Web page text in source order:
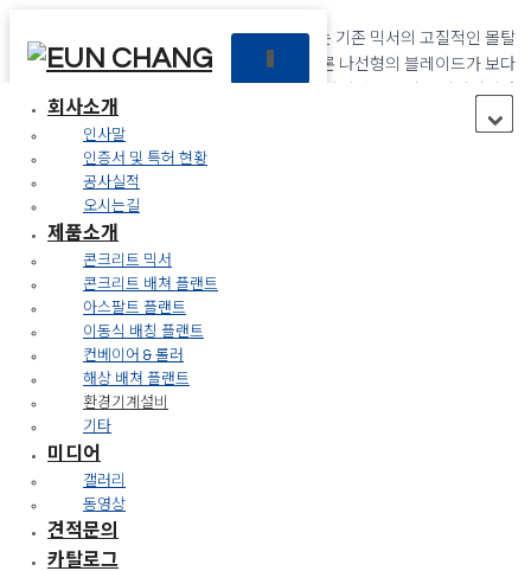
비
회사소개
인사말
인증서 및 특허 현황
공사실적
오시는길
제품소개
콘크리트 믹서
콘크리트 배쳐 플랜트
아스팔트 플랜트
이동식 배칭 플랜트
컨베이어 & 롤러
해상 배쳐 플랜트
환경기계설비
기타
미디어
갤러리
동영상
견적문의
카탈로그
국내에서 최초로 개발된 “트윈 스파이럴 믹서”는 기존 믹서의 고질적인 몰탈
코팅 문제와 믹싱의 혁시적인 업그레이드는 물론 나선형의 블레이드가 보다
강력한 배합 성능을 자랑하는 강력한 회전이 이상적인 콘크리트 믹서입니다.
고객의 미래가치 창조
은창기업은 항상 고객과 함께 합니다.
제품소개
콘크리트 믹서
콘크리트 배쳐 플랜트
아스팔트 플랜트
이동식 배칭 플랜트
해상 배쳐 플랜트
환경기계설비
기타